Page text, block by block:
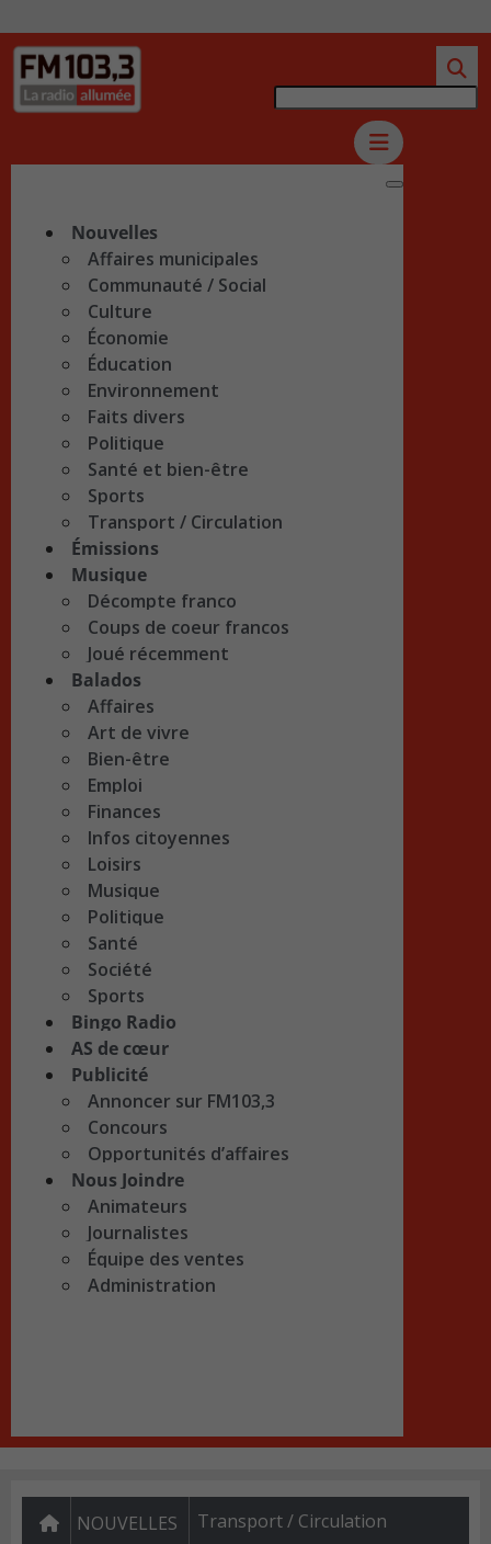
Nouvelles
Affaires municipales
Communauté / Social
Culture
Économie
Éducation
Environnement
Faits divers
Politique
Santé et bien-être
Sports
Transport / Circulation
Émissions
Musique
Décompte franco
Coups de coeur francos
Joué récemment
Balados
Affaires
Art de vivre
Bien-être
Emploi
Finances
Infos citoyennes
Loisirs
Musique
Politique
Santé
Société
Sports
Bingo Radio
AS de cœur
Publicité
Annoncer sur FM103,3
Concours
Opportunités d’affaires
Nous Joindre
Animateurs
Journalistes
Équipe des ventes
Administration
NOUVELLES Transport / Circulation